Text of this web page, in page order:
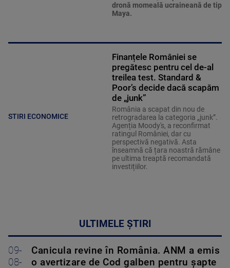
dronă momeală ucraineană de tip
Maya.
STIRI ECONOMICE
Finanțele României se
pregătesc pentru cel de-al
treilea test. Standard &
Poor’s decide dacă scapăm
de „junk”
România a scapat din nou de
retrogradarea la categoria „junk”.
Agenția Moody's, a reconfirmat
ratingul României, dar cu
perspectivă negativă. Asta
înseamnă că țara noastră rămâne
pe ultima treaptă recomandată
investițiilor.
ULTIMELE ȘTIRI
09-
08-
Canicula revine în România. ANM a emis
o avertizare de Cod galben pentru șapte